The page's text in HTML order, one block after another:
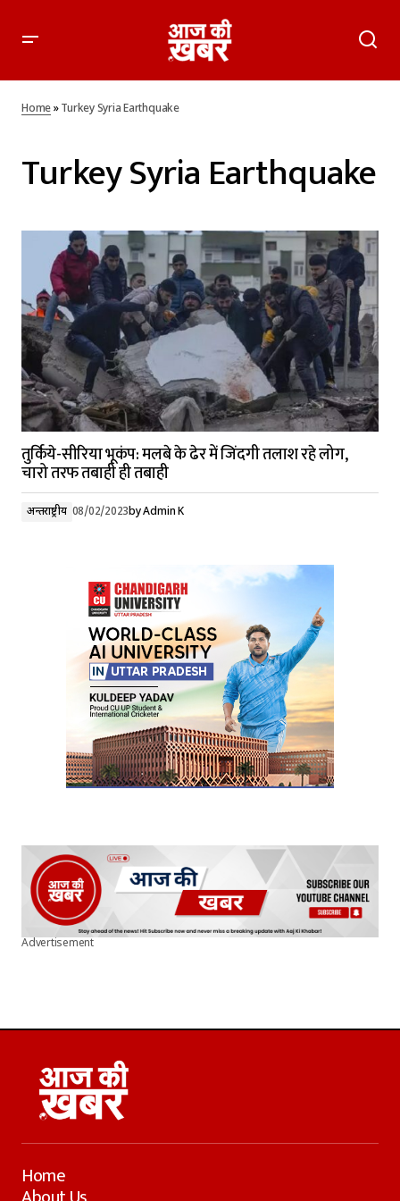
Home»Turkey Syria Earthquake
Turkey Syria Earthquake
तुर्किये-सीरिया भूकंप: मलबे के ढेर में जिंदगी तलाश रहे लोग,
चारो तरफ तबाही ही तबाही
अन्तर्राष्ट्रीय 08/02/2023byAdmin K
Advertisement
Home